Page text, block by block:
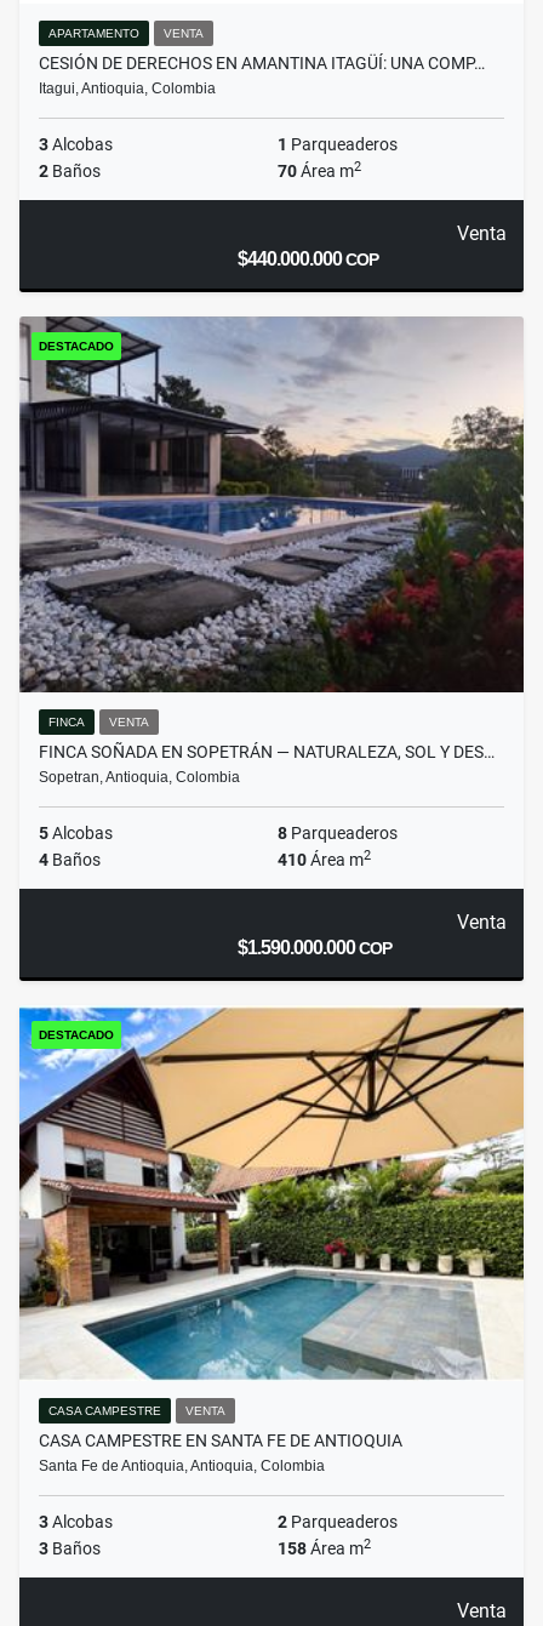
APARTAMENTO VENTA
CESIÓN DE DERECHOS EN AMANTINA ITAGÜÍ: UNA COMP…
Itagui, Antioquia, Colombia
3Alcobas 1 Parqueaderos
2 Baños 70Área m2
Venta
$440.000.000COP
DESTACADO
FINCA VENTA
FINCA SOÑADA EN SOPETRÁN — NATURALEZA, SOL Y DES…
Sopetran, Antioquia, Colombia
5Alcobas 8 Parqueaderos
4 Baños 410Área m2
Venta
$1.590.000.000COP
DESTACADO
CASA CAMPESTRE VENTA
CASA CAMPESTRE EN SANTA FE DE ANTIOQUIA
Santa Fe de Antioquia, Antioquia, Colombia
3Alcobas 2 Parqueaderos
3 Baños 158Área m2
Venta